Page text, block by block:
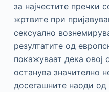
за најчестите пречки
жртвите при
сексуално
резултатите од
покажуваат дека овој
останува значително
досегашните наоди од